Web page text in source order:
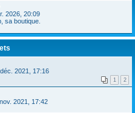
2026, 20:09
sa boutique.
2021, 17:16
1 2
2021, 17:42